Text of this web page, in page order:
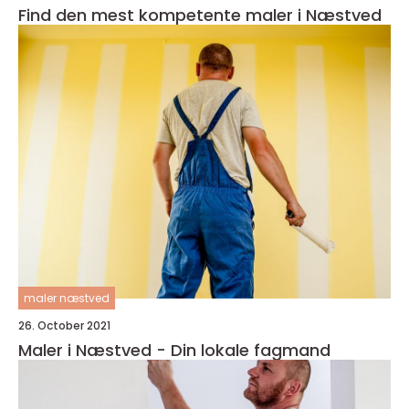
Find den mest kompetente maler i Næstved
maler næstved
26. October 2021
Maler i Næstved - Din lokale fagmand